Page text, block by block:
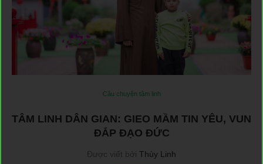
Câu chuyện tâm linh
TÂM LINH DÂN GIAN: GIEO MẦM TIN YÊU, VUN
ĐẮP ĐẠO ĐỨC
Được viết bởi Thùy Linh